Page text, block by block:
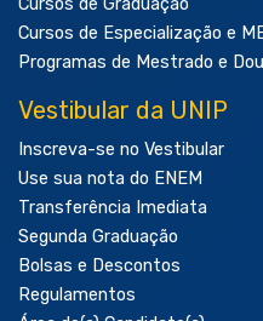
Cursos de Graduação
Cursos de Especialização e
Programas de Mestrado e
Vestibular da UNIP
Inscreva-se no Vestibular
Use sua nota do ENEM
Transferência Imediata
Segunda Graduação
Bolsas e Descontos
Regulamentos